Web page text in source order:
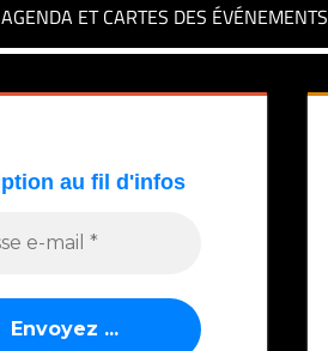
AGENDA ET CARTES DES ÉVÉNEMENTS